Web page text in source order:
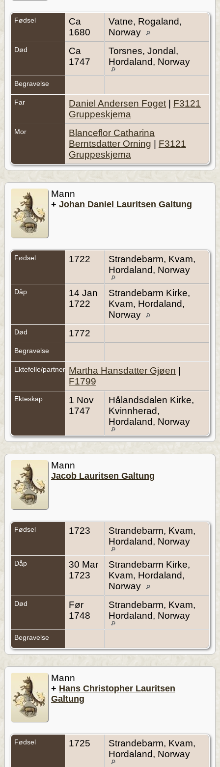
Fødsel
Ca
1680
Vatne, Rogaland,
Norway
Død
Ca
1747
Torsnes, Jondal,
Hordaland, Norway
Begravelse
Far Daniel Andersen Foget
F3121
Gruppeskjema
Mor
Blanceflor Catharina
Berntsdatter Orning
F3121
Gruppeskjema
Mann
+ Johan Daniel Lauritsen Galtung
Fødsel 1722
Strandebarm, Kvam,
Hordaland, Norway
Dåp
14 Jan
1722
Strandebarm Kirke,
Kvam, Hordaland,
Norway
Død 1772
Begravelse
Ektefelle/partner Martha Hansdatter Gjøen
F1799
Ekteskap
1 Nov
1747
Hålandsdalen Kirke,
Kvinnherad,
Hordaland, Norway
Mann
Jacob Lauritsen Galtung
Fødsel 1723
Strandebarm, Kvam,
Hordaland, Norway
Dåp
30 Mar
1723
Strandebarm Kirke,
Kvam, Hordaland,
Norway
Død
Før
1748
Strandebarm, Kvam,
Hordaland, Norway
Begravelse
Mann
+ Hans Christopher Lauritsen
Galtung
Fødsel 1725
Strandebarm, Kvam,
Hordaland, Norway